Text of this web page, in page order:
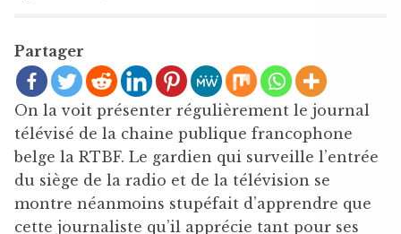
Partager
On la voit présenter régulièrement le journal
télévisé de la chaine publique francophone
belge la RTBF. Le gardien qui surveille l’entrée
du siège de la radio et de la télévision se
montre néanmoins stupéfait d’apprendre que
cette journaliste qu’il apprécie tant pour ses